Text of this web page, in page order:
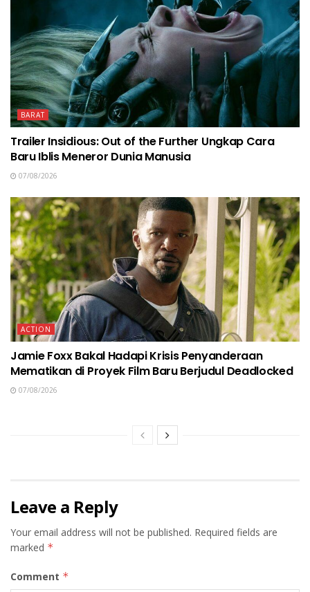
BARAT
Trailer Insidious: Out of the Further Ungkap Cara
Baru Iblis Meneror Dunia Manusia
07/08/2026
ACTION
Jamie Foxx Bakal Hadapi Krisis Penyanderaan
Mematikan di Proyek Film Baru Berjudul Deadlocked
07/08/2026
Leave a Reply
Your email address will not be published. Required fields are
marked *
Comment *